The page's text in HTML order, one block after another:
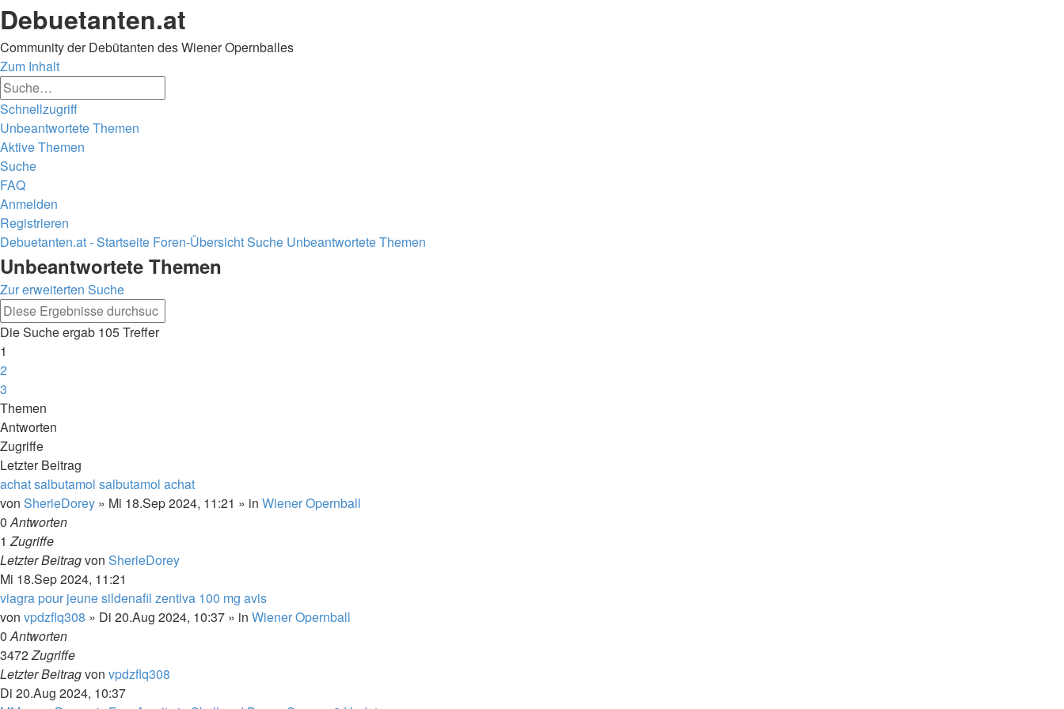
Debuetanten.at
Community der Debütanten des Wiener Opernballes
Zum Inhalt
Schnellzugriff
Unbeantwortete Themen
Aktive Themen
Suche
FAQ
Anmelden
Registrieren
Debuetanten.at - Startseite Foren-ÜbersichtSuche Unbeantwortete Themen
Suche
Unbeantwortete Themen
Zur erweiterten Suche
Die Suche ergab 105 Treffer
1
2
3
Nächste
Themen
Antworten
Zugriffe
Letzter Beitrag
achat salbutamol salbutamol achat
von SherieDorey » Mi 18.Sep 2024, 11:21 » in Wiener Opernball
0Antworten
1Zugriffe
Letzter Beitragvon SherieDorey
Mi 18.Sep 2024, 11:21
viagra pour jeune sildenafil zentiva 100 mg avis
von vpdzflq308 » Di 20.Aug 2024, 10:37 » in Wiener Opernball
0Antworten
3472Zugriffe
Letzter Beitragvon vpdzflq308
Di 20.Aug 2024, 10:37